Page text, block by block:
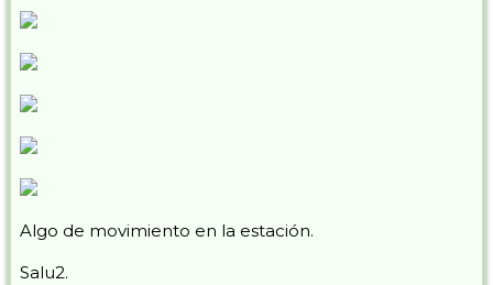
Algo de movimiento en la estación.
Salu2.